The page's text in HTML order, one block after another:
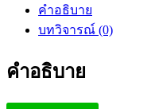
ใหม่
คำอธิบาย
บทวิจารณ์ (0)
คำอธิบาย